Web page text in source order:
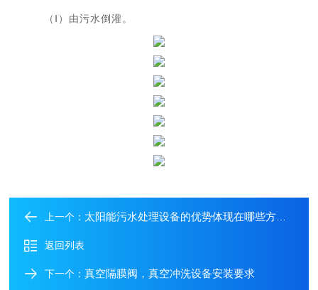
（Ⅰ）由污水倒灌。
上一个： 太阳能污水处理设备的优势体现在哪些方面？
返回列表
下一个：真空隔膜阀，真空冲洗设备安装要求